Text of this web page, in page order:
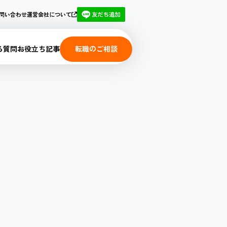
い合わせ運営会社について
質問お役立ち記事 転職のご相談